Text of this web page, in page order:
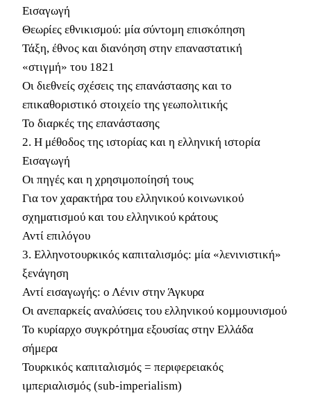
Εισαγωγή
Θεωρίες εθνικισμού: μία σύντομη επισκόπηση
Τάξη, έθνος και διανόηση στην επαναστατική
«στιγμή» του 1821
Οι διεθνείς σχέσεις της επανάστασης και το
επικαθοριστικό στοιχείο της γεωπολιτικής
Το διαρκές της επανάστασης
2. Η μέθοδος της ιστορίας και η ελληνική ιστορία
Εισαγωγή
Οι πηγές και η χρησιμοποίησή τους
Για τον χαρακτήρα του ελληνικού κοινωνικού
σχηματισμού και του ελληνικού κράτους
Αντί επιλόγου
3. Ελληνοτουρκικός καπιταλισμός: μία «λενινιστική»
ξενάγηση
Αντί εισαγωγής: ο Λένιν στην Άγκυρα
Οι ανεπαρκείς αναλύσεις του ελληνικού κομμουνισμού
Το κυρίαρχο συγκρότημα εξουσίας στην Ελλάδα
σήμερα
Τουρκικός καπιταλισμός = περιφερειακός
ιμπεριαλισμός (sub-imperialism)